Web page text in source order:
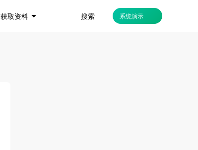
获取资料 搜索 系统演示